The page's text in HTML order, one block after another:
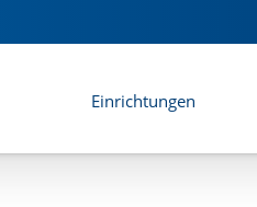
Einrichtungen